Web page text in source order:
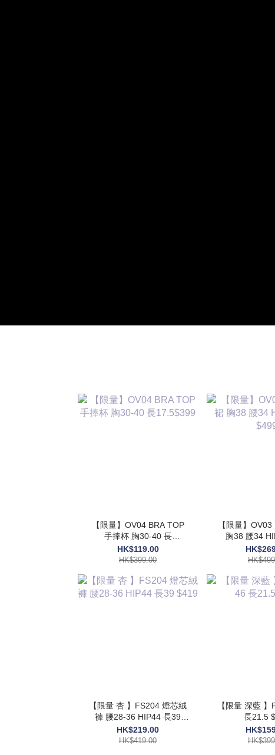
【限量】OV04 BRA TOP
手捧杯 胸30-40 長
17.5$399
HK$119.00
HK$399.00
【限量】OV03 高質連身裙
胸38 腰34 HIP54 長48
【限量 杏 】FS204 燈芯絨
褲 腰28-36 HIP44 長39
$419
HK$219.00
HK$419.00
【限量 深藍
長21.5